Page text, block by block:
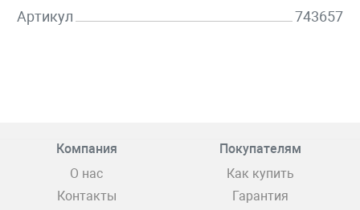
Артикул
743657
Компания
О нас
Контакты
Покупателям
Как купить
Гарантия